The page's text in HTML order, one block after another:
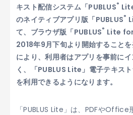
キスト配信システム「PUBLUS®
のネイティブアプリ版「PUBLUS®
て、ブラウザ版「PUBLUS® Lite
2018年9月下旬より開始すること
により、利用者はアプリを事前に
く、「PUBLUS Lite」電子テキス
を利用できるようになります。
「PUBLUS Lite」は、PDFや